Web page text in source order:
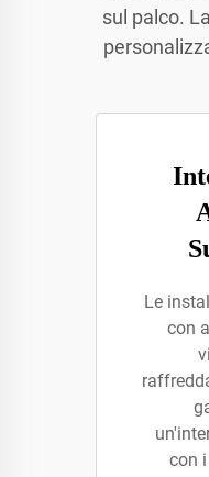
sul palco.
Le
con
con